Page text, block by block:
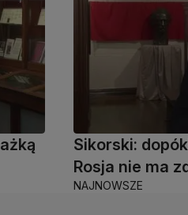
Sikorski:
Rosja nie ma
NAJNOWSZE